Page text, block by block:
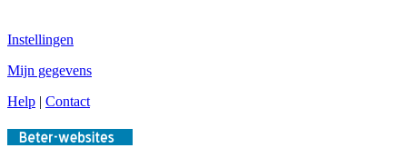
Instellingen
Mijn gegevens
Help | Contact